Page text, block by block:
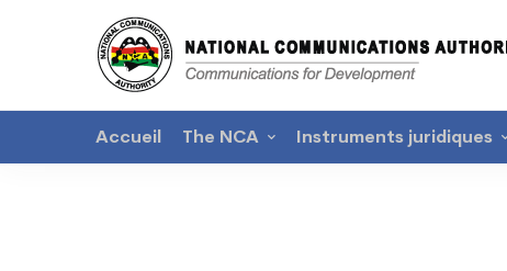
Accueil The NCA Instruments juridiques